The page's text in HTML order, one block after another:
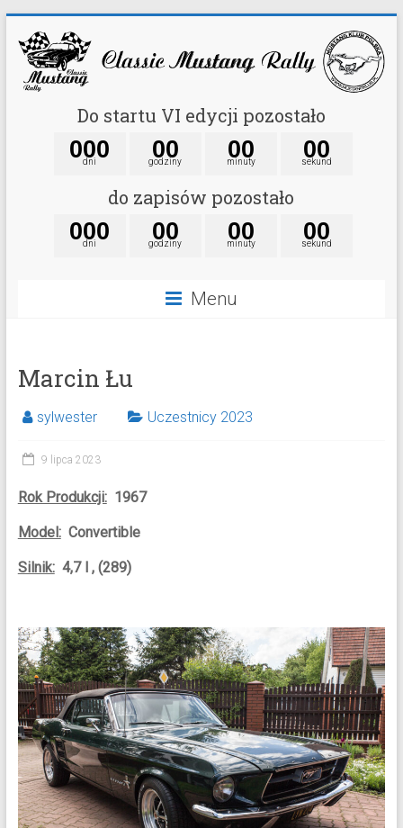
Do startu VI edycji pozostało
dni
000 godziny
00 minuty
00 sekund
00
do zapisów pozostało
dni
000 godziny
00 minuty
00 sekund
00
Menu
Marcin Łu
sylwester Uczestnicy 2023
9 lipca 2023
Rok Produkcji:1967
Model:Convertible
Silnik:4,7 l , (289)